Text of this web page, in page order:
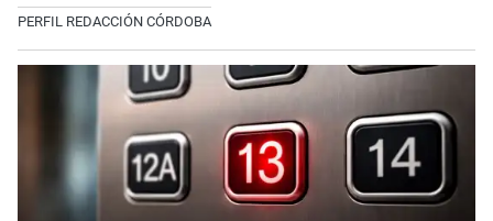
PERFIL REDACCIÓN CÓRDOBA